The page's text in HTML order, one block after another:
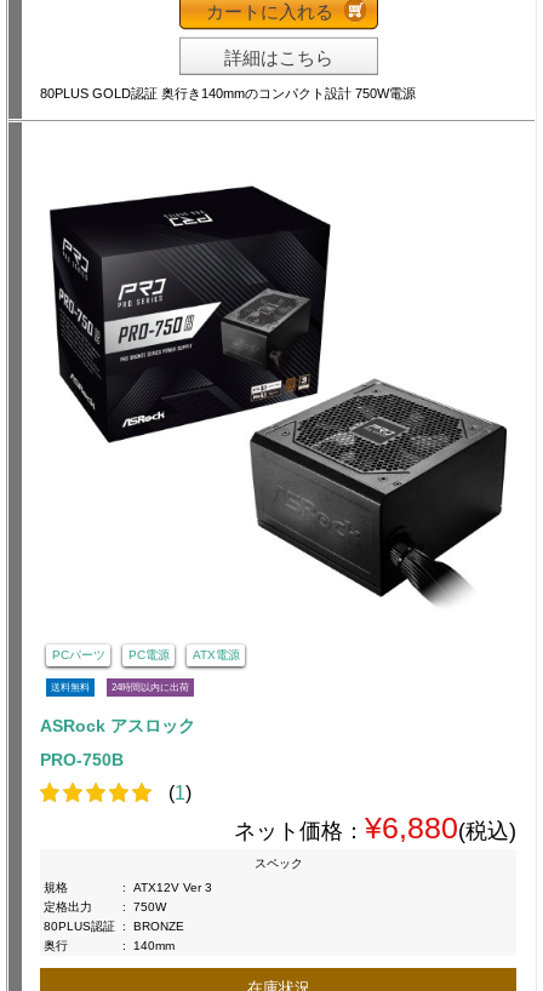
カートに入れる
詳細はこちら
80PLUS GOLD認証 奥行き140mmのコンパクト設計 750W電源
PCパーツ PC電源 ATX電源
送料無料 24時間以内に出荷
ASRock アスロック
PRO-750B
(1)
ネット価格： ¥6,880(税込)
スペック
規格
:
ATX12V Ver 3
定格出力
:
750W
80PLUS認証 :
BRONZE
奥行
: 140mm